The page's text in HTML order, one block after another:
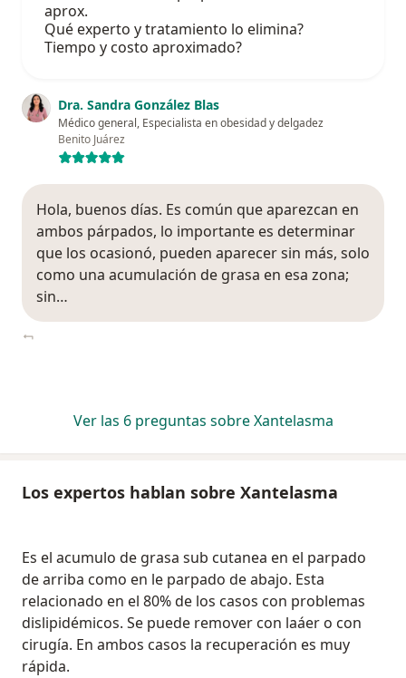
aprox.
Qué experto y tratamiento lo elimina?
Tiempo y costo aproximado?
Dra. Sandra González Blas
Médico general, Especialista en obesidad y delgadez
Benito Juárez
Hola, buenos días. Es común que aparezcan en
ambos párpados, lo importante es determinar
que los ocasionó, pueden aparecer sin más, solo
como una acumulación de grasa en esa zona;
sin…
Ver las 6 preguntas sobre Xantelasma
Los expertos hablan sobre Xantelasma
Es el acumulo de grasa sub cutanea en el parpado
de arriba como en le parpado de abajo. Esta
relacionado en el 80% de los casos con problemas
dislipidémicos. Se puede remover con laáer o con
cirugía. En ambos casos la recuperación es muy
rápida.